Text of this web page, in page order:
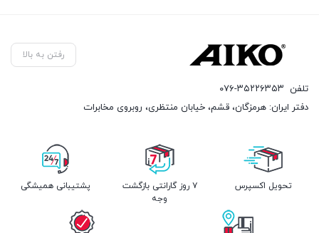
رفتن به بالا
تلفن ۰۷۶-۳۵۲۲۶۳۵۳
دفتر ایران: هرمزگان، قشم، خیابان منتظری، روبروی مخابرات
تحویل اکسپرس
۷ روز گارانتی بازگشت
وجه
پشتیبانی همیشگی